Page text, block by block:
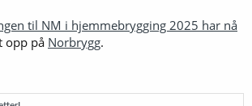
til NM i hjemmebrygging 2025 har nå
opp på Norbrygg.